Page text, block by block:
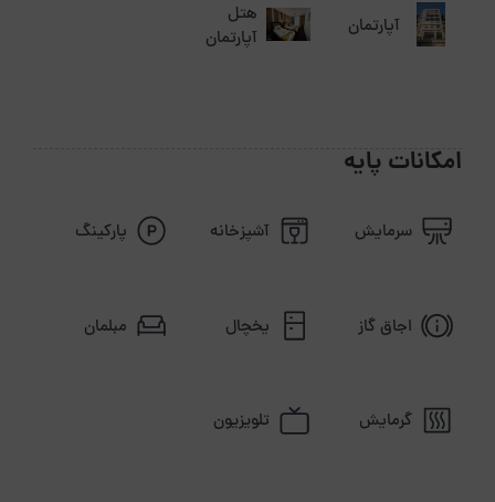
آپارتمان
هتل
آپارتمان
امکانات پایه
سرمایش آشپزخانه پارکینگ
اجاق گاز یخچال مبلمان
گرمایش تلویزیون